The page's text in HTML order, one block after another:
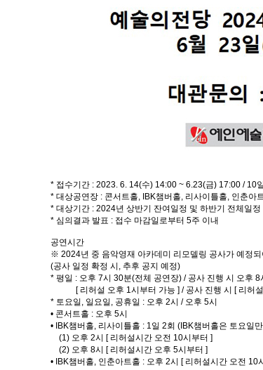
* 접수기간 : 2023. 6. 14(수) 14:00 ~ 6.23(금) 17:00 / 10
* 대상공연장 : 콘서트홀, IBK챔버홀, 리사이틀홀, 인춘아
* 대상기간 : 2024년 상반기 잔여일정 및 하반기 전체일정
* 심의결과 발표 : 접수 마감일로부터 5주 이내
공연시간
※ 2024년 중 음악영재 아카데미 리모델링 공사가 예정
(공사 일정 확정 시, 추후 공지 예정)
* 평일 : 오후 7시 30분(전체 공연장) / 공사 진행 시 오후
[ 리허설 오후 1시부터 가능 ] / 공사 진행 시 [ 리허설
* 토요일, 일요일, 공휴일 : 오후 2시 / 오후 5시
• 콘서트홀 : 오후 5시
• IBK챔버홀, 리사이틀홀 : 1일 2회 (IBK챔버홀은 토요일
(1) 오후 2시 [ 리허설시간 오전 10시부터 ]
(2) 오후 8시 [ 리허설시간 오후 5시부터 ]
• IBK챔버홀, 인춘아트홀 : 오후 2시 [ 리허설시간 오전 10